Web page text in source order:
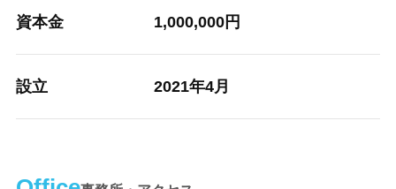
資本金 1,000,000円
設立 2021年4月